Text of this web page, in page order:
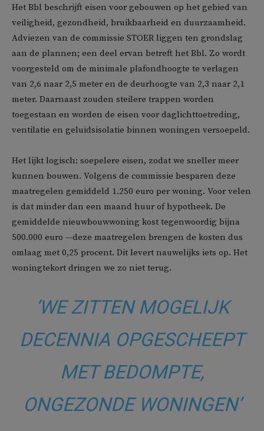
Het Bbl beschrijft eisen voor gebouwen op het gebied van
veiligheid, gezondheid, bruikbaarheid en duurzaamheid.
Adviezen van de commissie STOER liggen ten grondslag
aan de plannen; een deel ervan betreft het Bbl. Zo wordt
voorgesteld om de minimale plafondhoogte te verlagen
van 2,6 naar 2,5 meter en de deurhoogte van 2,3 naar 2,1
meter. Daarnaast zouden steilere trappen worden
toegestaan en worden de eisen voor daglichttoetreding,
ventilatie en geluidsisolatie binnen woningen versoepeld.
Het lijkt logisch: soepelere eisen, zodat we sneller meer
kunnen bouwen. Volgens de commissie besparen deze
maatregelen gemiddeld 1.250 euro per woning. Voor velen
is dat minder dan een maand huur of hypotheek. De
gemiddelde nieuwbouwwoning kost tegenwoordig bijna
500.000 euro —deze maatregelen brengen de kosten dus
omlaag met 0,25 procent. Dit levert nauwelijks iets op. Het
woningtekort dringen we zo niet terug.
‘WE ZITTEN MOGELIJK
DECENNIA OPGESCHEEPT
MET BEDOMPTE,
ONGEZONDE WONINGEN’